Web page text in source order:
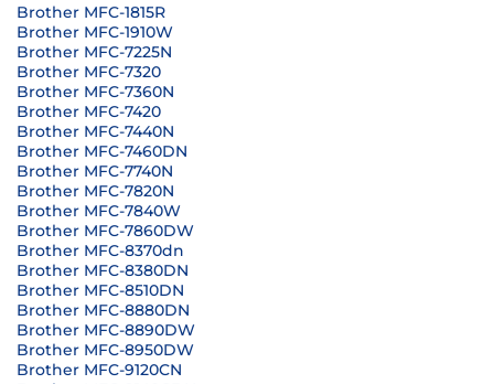
Brother MFC-1815R
Brother MFC-1910W
Brother MFC-7225N
Brother MFC-7320
Brother MFC-7360N
Brother MFC-7420
Brother MFC-7440N
Brother MFC-7460DN
Brother MFC-7740N
Brother MFC-7820N
Brother MFC-7840W
Brother MFC-7860DW
Brother MFC-8370dn
Brother MFC-8380DN
Brother MFC-8510DN
Brother MFC-8880DN
Brother MFC-8890DW
Brother MFC-8950DW
Brother MFC-9120CN